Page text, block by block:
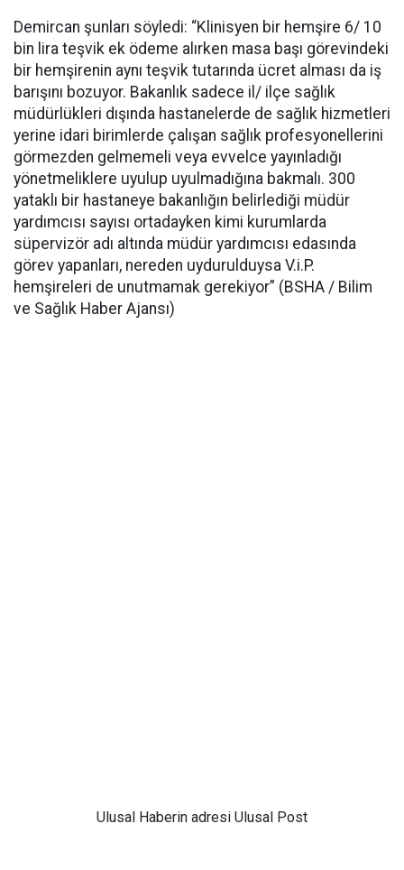
Demircan şunları söyledi: “Klinisyen bir hemşire 6/ 10
bin lira teşvik ek ödeme alırken masa başı görevindeki
bir hemşirenin aynı teşvik tutarında ücret alması da iş
barışını bozuyor. Bakanlık sadece il/ ilçe sağlık
müdürlükleri dışında hastanelerde de sağlık hizmetleri
yerine idari birimlerde çalışan sağlık profesyonellerini
görmezden gelmemeli veya evvelce yayınladığı
yönetmeliklere uyulup uyulmadığına bakmalı. 300
yataklı bir hastaneye bakanlığın belirlediği müdür
yardımcısı sayısı ortadayken kimi kurumlarda
süpervizör adı altında müdür yardımcısı edasında
görev yapanları, nereden uydurulduysa V.i.P.
hemşireleri de unutmamak gerekiyor” (BSHA / Bilim
ve Sağlık Haber Ajansı)
Ulusal Haberin adresi Ulusal Post